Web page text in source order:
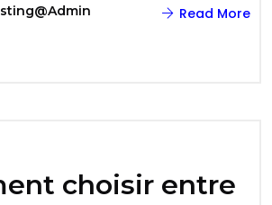
Read More
choisir entre